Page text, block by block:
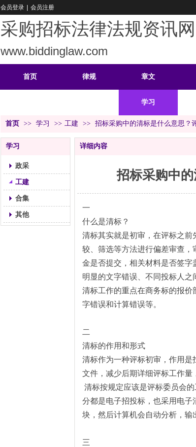
采购招标法律法规资讯网
www.biddinglaw.com
会员登录 会员注册
首页 律规 章文
学习
首页 >> 学习 >> 工建 >> 招标采购中的清标是什么意思？
学习
政采
工建
合集
其他
详细内容
招标采购中
一
什么是清标？
清标其实就是初审，在评标之
较、筛选等方法进行偏差审查
金是否提交，相关材料是否签
明显的文字错误、不同投标人之
清标工作的重点在商务标的报
字错误和计算错误等。
二
清标的作用和形式
清标作为一种评标初审，作用
文件，减少后期详细评标工作量
清标按规定应该是评标委员会
分都是电子招投标，也采用电
块，然后计算机会自动分析，输
三